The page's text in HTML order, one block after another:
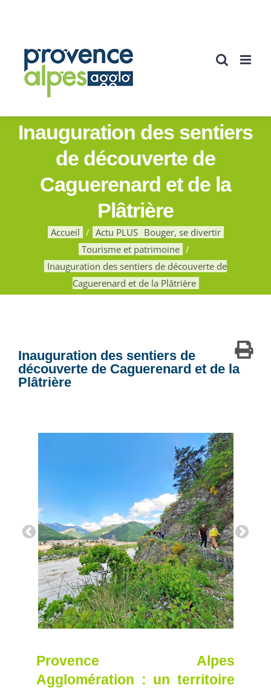
Inauguration des sentiers
de découverte de
Caguerenard et de la
Plâtrière
Accueil Actu PLUS Bouger, se divertir
Tourisme et patrimoine
Inauguration des sentiers de découverte de
Caguerenard et de la Plâtrière
Inauguration des sentiers de
découverte de Caguerenard et de la
Plâtrière
Provence Alpes
Agglomération : un territoire